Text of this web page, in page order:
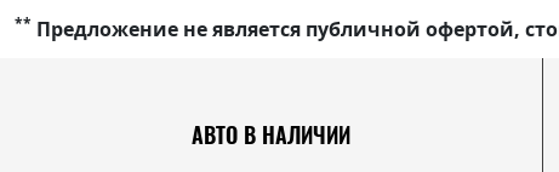
** Предложение не является публичной офертой,
АВТО В НАЛИЧИИ